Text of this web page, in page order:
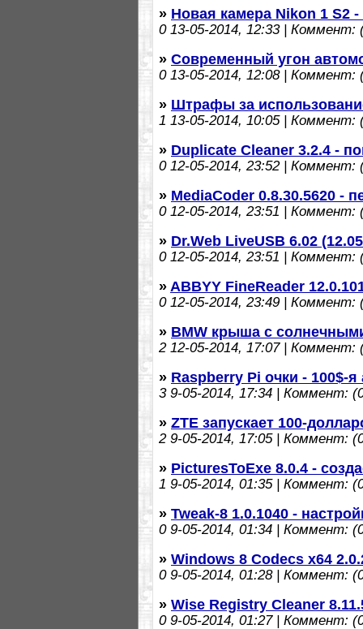
» Новая камера Nikon 1 S2
013-05-2014, 12:33 | Коммент:
» Современный угон
013-05-2014, 12:08 | Коммент:
» Штрафы за
1 13-05-2014, 10:05 | Коммент:
» Duplicate Cleaner 3.2.4 -
012-05-2014, 23:52 | Коммент:
» MediaCoder 0.8.30.5620 -
012-05-2014, 23:51 | Коммент:
» Dr.Web LiveUSB 6.02
012-05-2014, 23:51 | Коммент:
» ABBYY FineReader
012-05-2014, 23:49 | Коммент:
» BMW крыша с
212-05-2014, 17:07 | Коммент:
» Raspberry Pi очки - 100$-
39-05-2014, 17:34 | Коммент:
» ZTE запускает 100-
29-05-2014, 17:05 | Коммент:
» PicturesToExe 8.0.4 -
1 9-05-2014, 01:35 | Коммент:
» Tweak-8 1.0.1040 -
09-05-2014, 01:34 | Коммент:
» Windows 8 Codecs x64
09-05-2014, 01:28 | Коммент:
» Wise Registry Cleaner
09-05-2014, 01:27 | Коммент: